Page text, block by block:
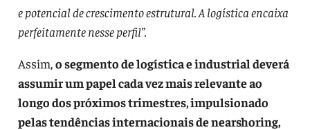
e potencial de crescimento estrutural. A logística encaixa
perfeitamente nesse perfil”.
Assim,o segmento de logística e industrial deverá
assumir um papel cada vez mais relevante ao
longo dos próximos trimestres, impulsionado
pelas tendências internacionais de nearshoring,